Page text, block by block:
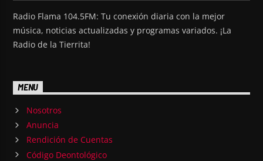
Radio Flama 104.5FM: Tu conexión diaria con la mejor
música, noticias actualizadas y programas variados. ¡La
Radio de la Tierrita!
MENU
Nosotros
Anuncia
Rendición de Cuentas
Código Deontológico